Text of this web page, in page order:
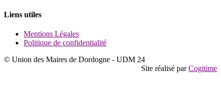
Liens utiles
Mentions Légales
Politique de confidentialité
© Union des Maires de Dordogne - UDM 24
Site réalisé parCogitime